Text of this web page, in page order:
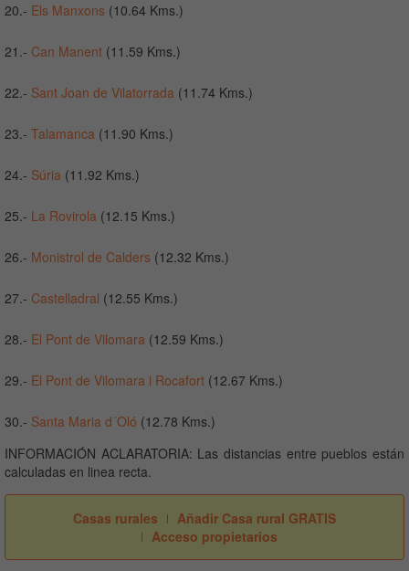
20.- Els Manxons (10.64 Kms.)
21.- Can Manent (11.59 Kms.)
22.- Sant Joan de Vilatorrada (11.74 Kms.)
23.- Talamanca (11.90 Kms.)
24.- Súria (11.92 Kms.)
25.- La Rovirola (12.15 Kms.)
26.- Monistrol de Calders (12.32 Kms.)
27.- Castelladral (12.55 Kms.)
28.- El Pont de Vilomara (12.59 Kms.)
29.- El Pont de Vilomara i Rocafort (12.67 Kms.)
30.- Santa Maria d´Oló (12.78 Kms.)
INFORMACIÓN ACLARATORIA: Las distancias entre pueblos están
calculadas en linea recta.
Casas rurales
Añadir Casa rural GRATIS
Acceso propietarios